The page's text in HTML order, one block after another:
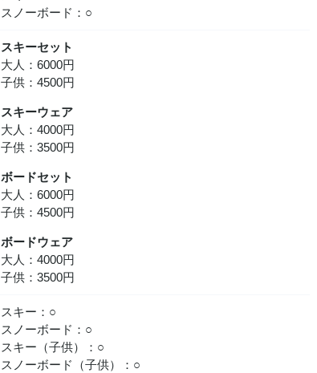
スノーボード：○
スキーセット
大人：6000円
子供：4500円
スキーウェア
大人：4000円
子供：3500円
ボードセット
大人：6000円
子供：4500円
ボードウェア
大人：4000円
子供：3500円
スキー：○
スノーボード：○
スキー（子供）：○
スノーボード（子供）：○